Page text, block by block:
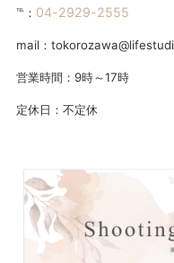
℡： 04-2929-2555
mail：
営業時間：9時～17時
定休日：不定休